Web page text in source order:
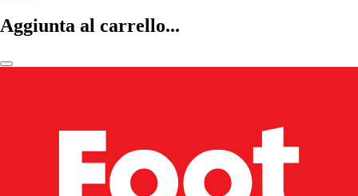
Aggiunta al carrello...